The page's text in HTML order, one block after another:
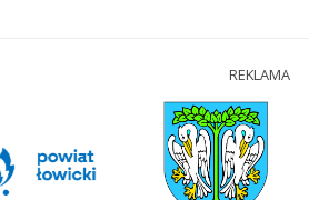
REKLAMA